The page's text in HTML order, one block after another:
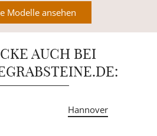
Modelle ansehen
AUCH BEI
Hannover